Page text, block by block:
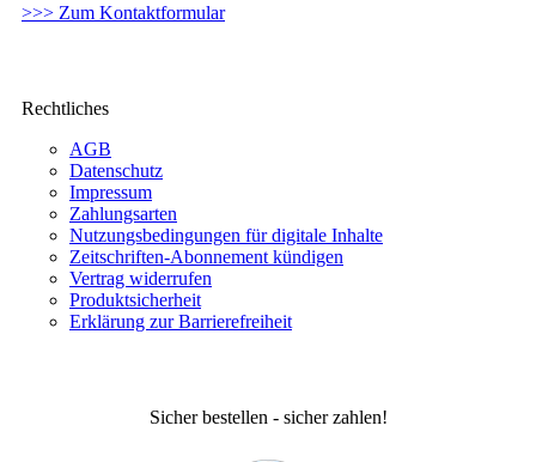
>>> Zum Kontaktformular
Rechtliches
AGB
Datenschutz
Impressum
Zahlungsarten
Nutzungsbedingungen für digitale Inhalte
Zeitschriften-Abonnement kündigen
Vertrag widerrufen
Produktsicherheit
Erklärung zur Barrierefreiheit
Sicher bestellen - sicher zahlen!